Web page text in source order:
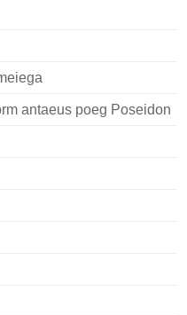
antaeus poeg Poseidon